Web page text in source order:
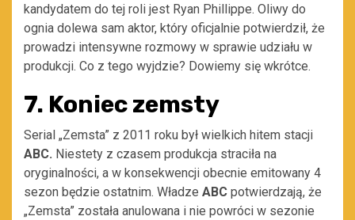
kandydatem do tej roli jest Ryan Phillippe. Oliwy do
ognia dolewa sam aktor, który oficjalnie potwierdził, że
prowadzi intensywne rozmowy w sprawie udziału w
produkcji. Co z tego wyjdzie? Dowiemy się wkrótce.
7. Koniec zemsty
Serial „Zemsta” z 2011 roku był wielkich hitem stacji
ABC. Niestety z czasem produkcja straciła na
oryginalności, a w konsekwencji obecnie emitowany 4
sezon będzie ostatnim. Władze ABC potwierdzają, że
„Zemsta” została anulowana i nie powróci w sezonie